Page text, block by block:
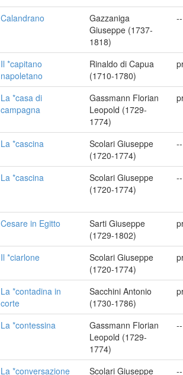
Calandrano
Gazzaniga
Giuseppe (1737-
1818)
--
Il *capitano
napoletano
Rinaldo di Capua
(1710-1780)
La *casa di
campagna
Gassmann Florian
Leopold (1729-
1774)
La *cascina
Scolari Giuseppe
(1720-1774)
--
La *cascina
Scolari Giuseppe
(1720-1774)
--
Cesare in Egitto
Sarti Giuseppe
(1729-1802)
Il *ciarlone
Scolari Giuseppe
(1720-1774)
La *contadina in
corte
Sacchini Antonio
(1730-1786)
La *contessina
Gassmann Florian
Leopold (1729-
1774)
--
La *conversazione
Scolari Giuseppe
--